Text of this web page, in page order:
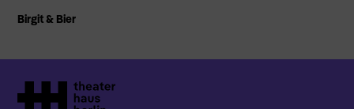
Birgit & Bier